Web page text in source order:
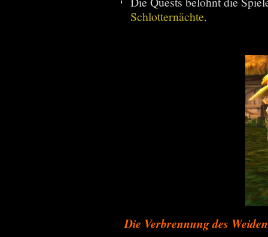
Schlotternächte.
Die Verbrennung des